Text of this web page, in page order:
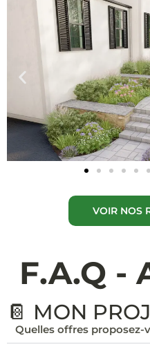
VOIR NOS
F.A.Q -
📔 MON
Quelles offres proposez-